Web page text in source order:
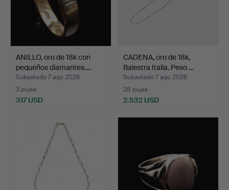
ANILLO, oro de 18k con
pequeños diamantes.…
Subastado 7 ago 2026
3 pujas
317 USD
CADENA, oro de 18k,
Balestra Italia. Peso …
Subastado 7 ago 2026
28 pujas
2.532 USD